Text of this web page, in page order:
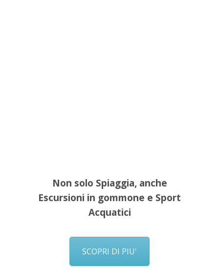
Non solo Spiaggia, anche
Escursioni in gommone e Sport
Acquatici
SCOPRI DI PIU'